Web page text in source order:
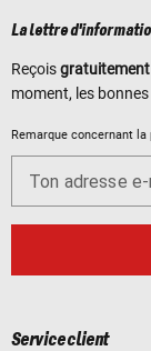
La lettre
Reçoisgratuitement
moment, les
Remarque concernant
Ton adresse
Service client